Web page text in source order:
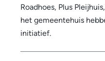
Roadhoes, Plus
het gemeentehuis
initiatief.